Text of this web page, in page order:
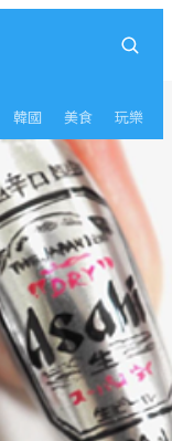
韓國 美食 玩樂